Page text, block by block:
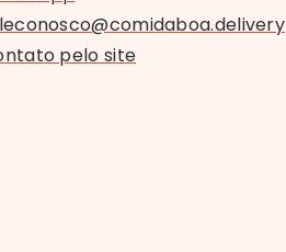
pelo site